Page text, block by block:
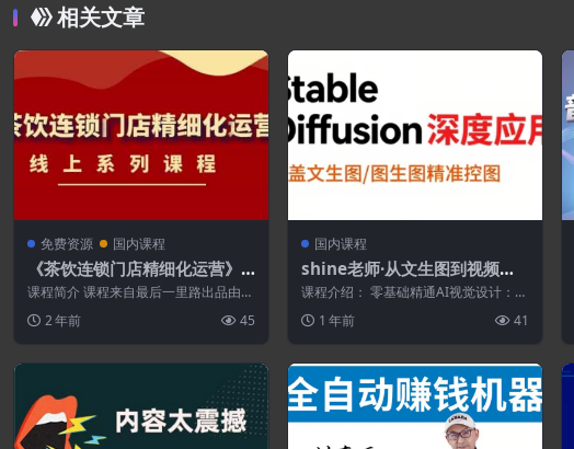
相关文章
免费资源 国内课程
《茶饮连锁门店精细化运营》
线上系列课程,茶饮门店经营必
备课程[价值458元]
课程简介 课程来自最后一里路出品由运
运营》线上...
2 年前 45
国内课程
shine老师·从文生图到视频全
流程-AiGC系列教程
课程介绍： 零基础精通AI视觉设计：St
1 年前 41